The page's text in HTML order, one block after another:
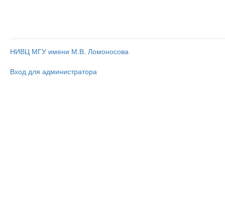
НИВЦ МГУ имени М.В. Ломоносова
Вход для администратора